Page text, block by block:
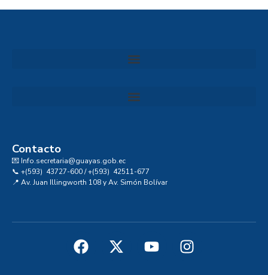
Contacto
💌 Info.secretaria@guayas.gob.ec
📞 +(593) 43727-600 / +(593) 42511-677
📍 Av. Juan Illingworth 108 y Av. Simón Bolívar